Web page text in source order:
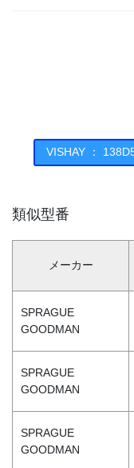
VISHAY ：
類似型番
メーカー
SPRAGUE
GOODMAN
SPRAGUE
GOODMAN
SPRAGUE
GOODMAN